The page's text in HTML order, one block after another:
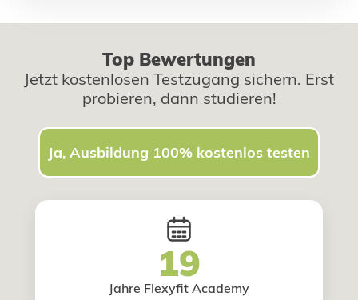
Top Bewertungen
Jetzt kostenlosen Testzugang sichern. Erst
probieren, dann studieren!
Ja, Ausbildung 100% kostenlos testen
19
Jahre Flexyfit Academy